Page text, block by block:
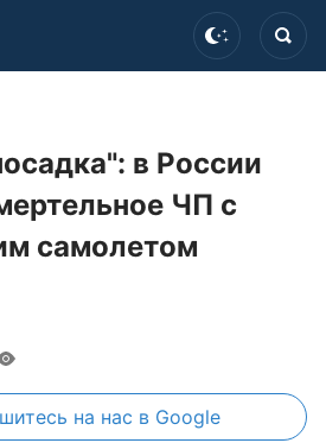
в России
ЧП с
самолетом
на нас в Google